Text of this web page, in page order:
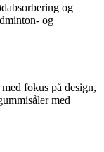
og
og
fokus på design,
med